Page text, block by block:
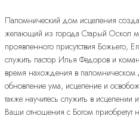
Паломнический дом исцеления
желающий из города Старый Оскол
проявленного присутствия Божьего,
служить пастор Илья Федоров и
время нахождения в паломническом
обновление ума, исцеление и
также научитесь служить в
Ваши отношения с Богом приобретут